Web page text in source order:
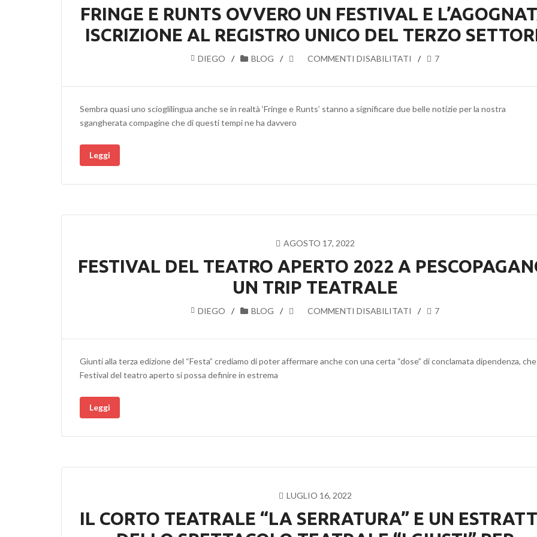
FRINGE E RUNTS OVVERO UN FESTIVAL E
ISCRIZIONE AL REGISTRO UNICO DEL TERZO
DIEGO BLOG COMMENTI DISABILITATI
SU
E
OVVERO
ISCRIZIONE
SETTORE
7
Sembra quasi uno scioglilingua anche se in realtà ‘Fringe e Runts’ stanno a significare due belle notizie per la nostra
sgangherata compagine che di questi tempi ne ha davvero
Leggi
AGOSTO 17, 2022
FESTIVAL DEL TEATRO APERTO 2022 A
UN TRIP TEATRALE
DIEGO BLOG COMMENTI DISABILITATI
SU
DEL
APERTO
TRIP
7
Giunti alla terza edizione del “Festa” crediamo di poter affermare anche con una certa “dose” di conclamata dipendenza, che
Festival del teatro aperto si possa definire in estrema
Leggi
LUGLIO 16, 2022
IL CORTO TEATRALE “LA SERRATURA” E UN